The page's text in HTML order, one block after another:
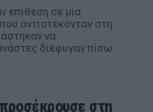
επίθεση σε μία
αντιστέκονταν στη
να
διέφυγαν πίσω
στη